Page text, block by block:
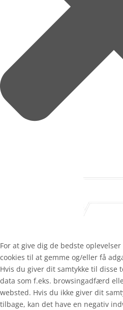
For at give dig de bedste
cookies til at gemme og/eller få
Hvis du giver dit samtykke til disse
data som f.eks. browsingadfærd
websted. Hvis du ikke giver dit
tilbage, kan det have en negativ